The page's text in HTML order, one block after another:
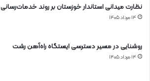
نظارت میدانی استاندار خوزستان بر روند خدمات‌رسانی
۱۴ مرداد ۱۴۰۵
روشنایی در مسیر دسترسی ایستگاه راه‌آهن رشت
۱۴ مرداد ۱۴۰۵